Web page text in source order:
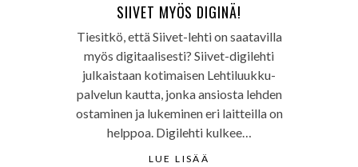
SIIVET MYÖS DIGINÄ!
Tiesitkö, että Siivet-lehti on saatavilla
myös digitaalisesti? Siivet-digilehti
julkaistaan kotimaisen Lehtiluukku-
palvelun kautta, jonka ansiosta lehden
ostaminen ja lukeminen eri laitteilla on
helppoa. Digilehti kulkee…
LUE LISÄÄ